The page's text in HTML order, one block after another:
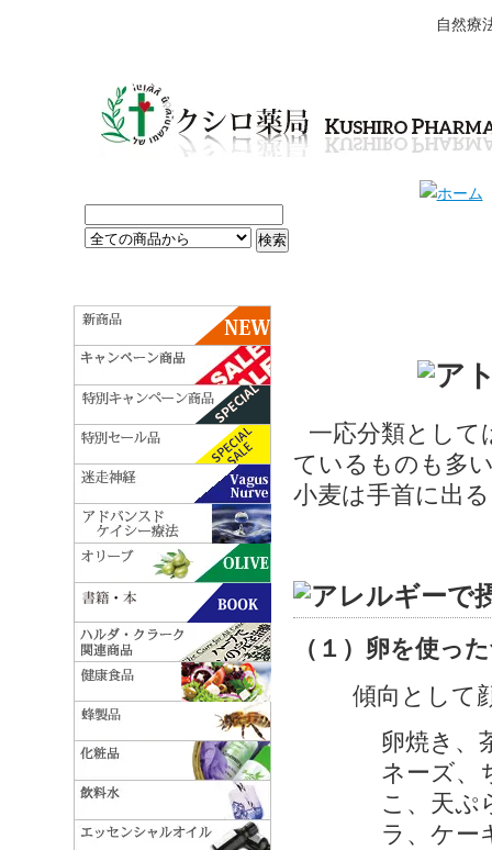
自然療
一応分類として
ているものも多
小麦は手首に出
（１）卵を使っ
傾向として
卵焼き、
ネーズ、
こ、天ぷ
ラ、ケー